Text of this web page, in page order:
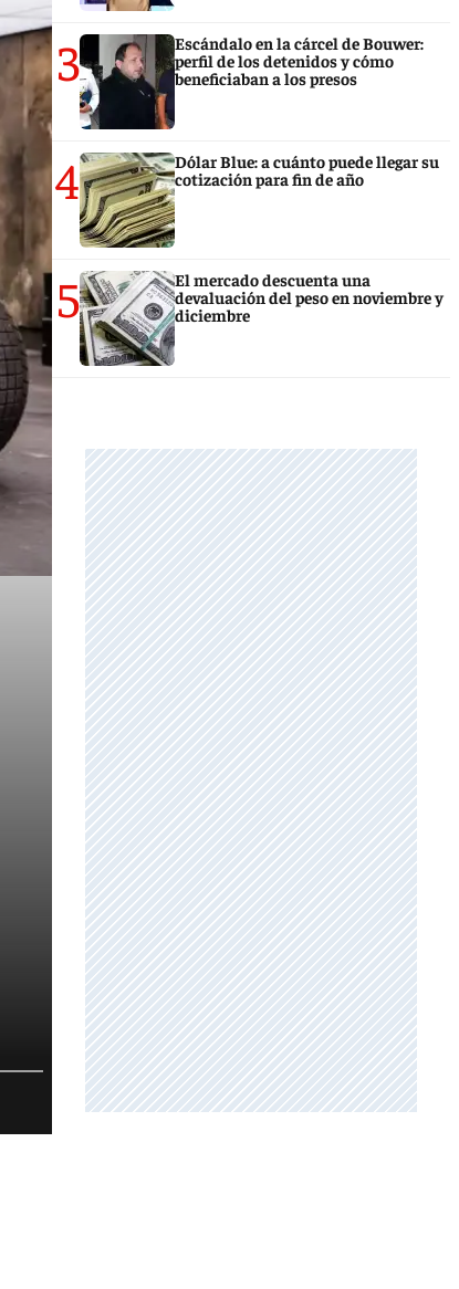
3
Escándalo en la cárcel de Bouwer:
perfil de los detenidos y cómo
beneficiaban a los presos
4
Dólar Blue: a cuánto puede llegar su
cotización para fin de año
5
El mercado descuenta una
devaluación del peso en noviembre y
diciembre